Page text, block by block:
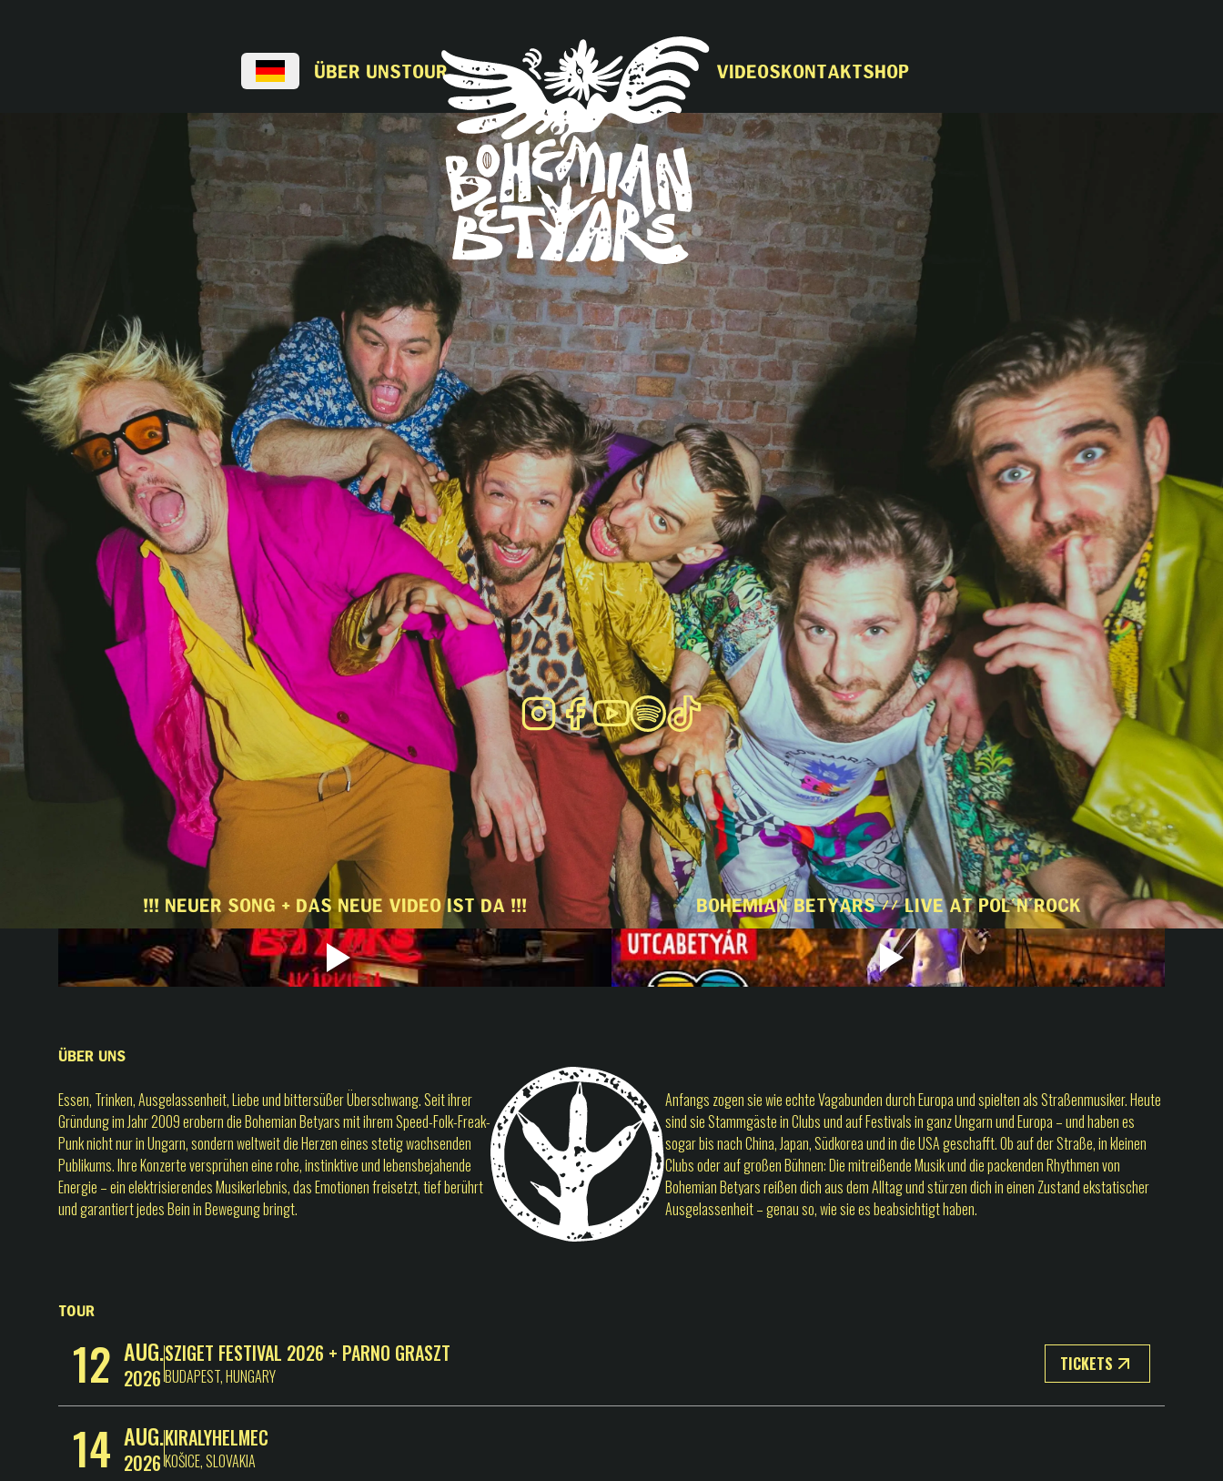
Über unsTour VideosKontaktShop
!!! NEUER SONG + DAS NEUE VIDEO IST DA !!! Bohemian Betyars // Live at Pol'n'Rock
Über uns
Essen, Trinken, Ausgelassenheit, Liebe und bittersüßer Überschwang. Seit ihrer
Gründung im Jahr 2009 erobern die Bohemian Betyars mit ihrem Speed-Folk-Freak-
Punk nicht nur in Ungarn, sondern weltweit die Herzen eines stetig wachsenden
Publikums. Ihre Konzerte versprühen eine rohe, instinktive und lebensbejahende
Energie – ein elektrisierendes Musikerlebnis, das Emotionen freisetzt, tief berührt
und garantiert jedes Bein in Bewegung bringt.
Anfangs zogen sie wie echte Vagabunden durch Europa und spielten als Straßenmusiker. Heute
sind sie Stammgäste in Clubs und auf Festivals in ganz Ungarn und Europa – und haben es
sogar bis nach China, Japan, Südkorea und in die USA geschafft. Ob auf der Straße, in kleinen
Clubs oder auf großen Bühnen: Die mitreißende Musik und die packenden Rhythmen von
Bohemian Betyars reißen dich aus dem Alltag und stürzen dich in einen Zustand ekstatischer
Ausgelassenheit – genau so, wie sie es beabsichtigt haben.
Tour
12 AUG.
2026
SZIGET FESTIVAL 2026 + PARNO GRASZT
BUDAPEST,HUNGARY
TICKETS
14 AUG.
2026
KIRALYHELMEC
KOŠICE,SLOVAKIA